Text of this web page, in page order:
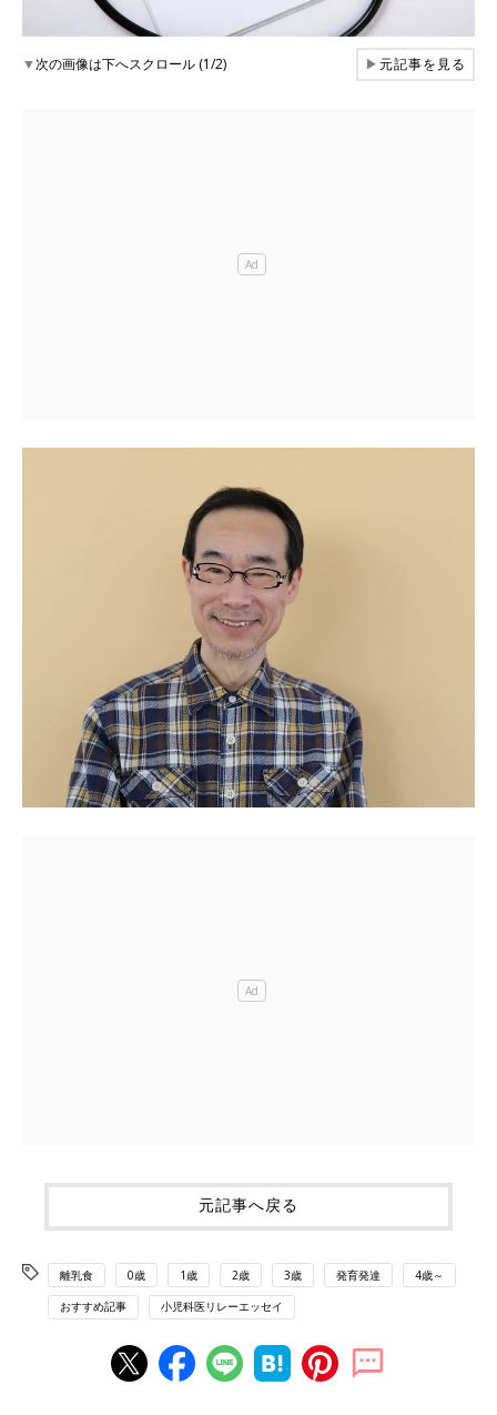
▼次の画像は下へスクロール (1/2) ▶元記事を見る
元記事へ戻る
離乳食 0歳 1歳 2歳 3歳 発育発達 4歳～
おすすめ記事 小児科医リレーエッセイ